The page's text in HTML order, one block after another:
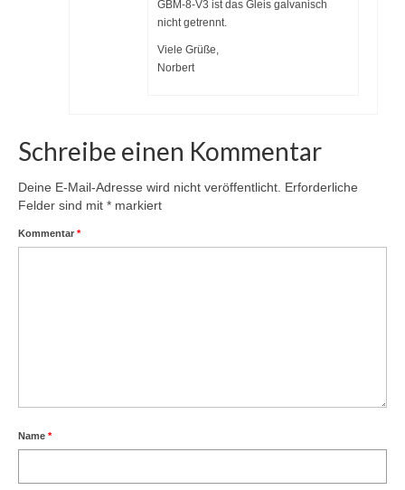
GBM-8-V3 ist das Gleis galvanisch
nicht getrennt.
Viele Grüße,
Norbert
Schreibe einen Kommentar
Deine E-Mail-Adresse wird nicht veröffentlicht. Erforderliche
Felder sind mit * markiert
Kommentar *
Name *